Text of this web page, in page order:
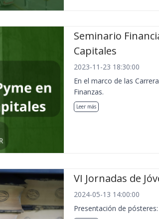
Seminario
Capitales
2023-11-23 18:30:00
En el marco de las
Finanzas.
Leer más
VI Jornadas de
2024-05-13 14:00:00
Presentación de